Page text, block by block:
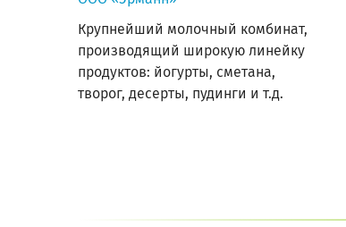
Крупнейший молочный комбинат,
производящий широкую линейку
продуктов: йогурты, сметана,
творог, десерты, пудинги и т.д.